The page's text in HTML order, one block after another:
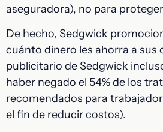
aseguradora), no para
De hecho, Sedgwick
cuánto dinero les ahorra a sus
publicitario de Sedgwick
haber negado el 54% de los
recomendados para
el fin de reducir costos).